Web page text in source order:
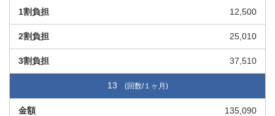
12,500
25,010
37,510
13
135,090